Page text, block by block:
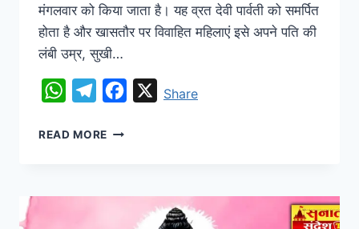
मंगलवार को किया जाता है। यह व्रत देवी पार्वती को समर्पित
होता है और खासतौर पर विवाहित महिलाएं इसे अपने पति की
लंबी उम्र, सुखी…
WhatsAppTelegramFacebook
XShare
READ MORE